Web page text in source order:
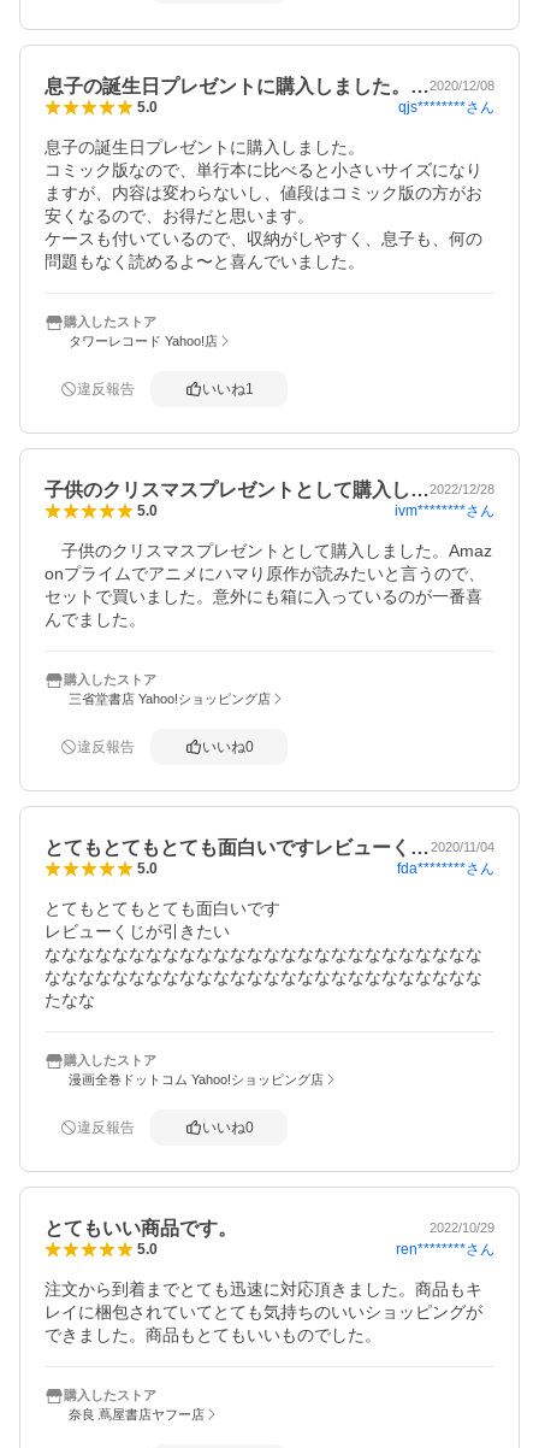
息子の誕生日プレゼントに購入しました。…2020/12/08
5.0 qjs********さん
息子の誕生日プレゼントに購入しました。
コミック版なので、単行本に比べると小さいサイズになり
ますが、内容は変わらないし、値段はコミック版の方がお
安くなるので、お得だと思います。
ケースも付いているので、収納がしやすく、息子も、何の
問題もなく読めるよ〜と喜んでいました。
購入したストア
タワーレコード Yahoo!店
違反報告 いいね1
子供のクリスマスプレゼントとして購入し…2022/12/28
5.0 ivm********さん
子供のクリスマスプレゼントとして購入しました。Amaz
onプライムでアニメにハマり原作が読みたいと言うので、
セットで買いました。意外にも箱に入っているのが一番喜
んでました。
購入したストア
三省堂書店 Yahoo!ショッピング店
違反報告 いいね0
とてもとてもとても面白いですレビューく…2020/11/04
5.0 fda********さん
とてもとてもとても面白いです
レビューくじが引きたい
なななななななななななななななななななななななななな
なななななななななななななななななななななななななな
たなな
購入したストア
漫画全巻ドットコム Yahoo!ショッピング店
違反報告 いいね0
とてもいい商品です。 2022/10/29
5.0 ren********さん
注文から到着までとても迅速に対応頂きました。商品もキ
レイに梱包されていてとても気持ちのいいショッピングが
できました。商品もとてもいいものでした。
購入したストア
奈良 蔦屋書店ヤフー店